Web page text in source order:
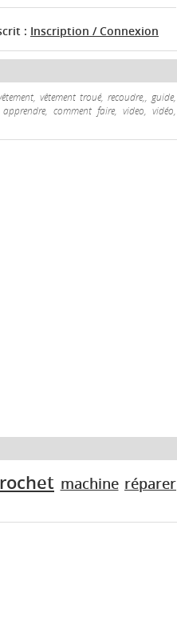
: Inscription / Connexion
vêtement troué, recoudre,, guide,
comment faire, video, vidéo,
machine réparer